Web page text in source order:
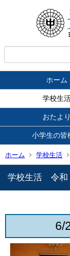
ホーム
学校生
おたより
小学生の皆
ホーム 学校生活
学校生活 令和
6/